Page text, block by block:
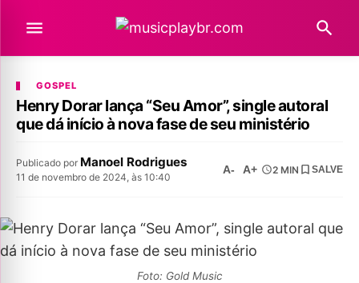
GOSPEL
Henry Dorar lança “Seu Amor”, single autoral
que dá início à nova fase de seu ministério
Publicado por Manoel Rodrigues
11 de novembro de 2024, às 10:40
A- A+ 2 MIN SALVE
Foto: Gold Music